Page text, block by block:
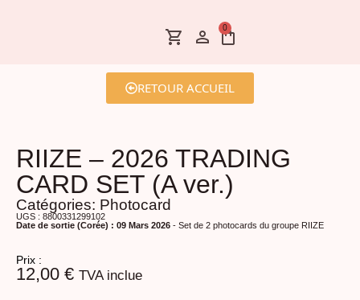
0
RETOUR ACCUEIL
RIIZE – 2026 TRADING
CARD SET (A ver.)
Catégories: Photocard
UGS : 8800331299102
Date de sortie (Corée) : 09 Mars 2026 - Set de 2 photocards du groupe RIIZE
Prix :
12,00 € TVA inclue